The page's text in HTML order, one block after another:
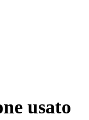
usato